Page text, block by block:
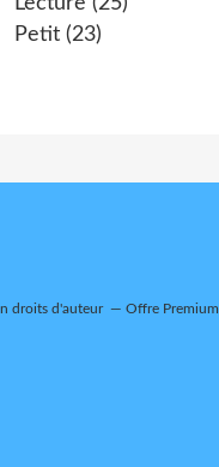
Petit (23)
droits d'auteur Offre Premium